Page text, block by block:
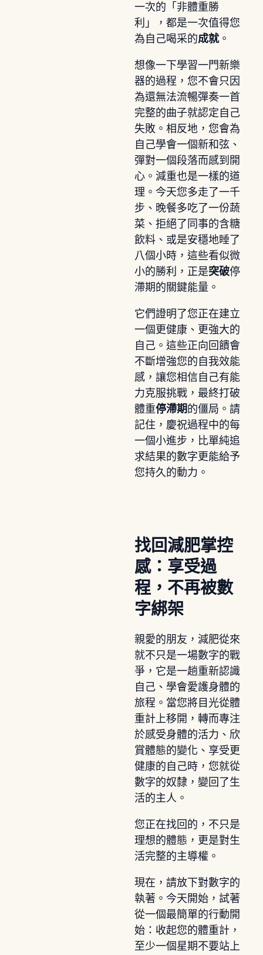
一次的「非體重勝
利」，都是一次值得您
為自己喝采的成就。
想像一下學習一門新樂
器的過程，您不會只因
為還無法流暢彈奏一首
完整的曲子就認定自己
失敗。相反地，您會為
自己學會一個新和弦、
彈對一個段落而感到開
心。減重也是一樣的道
理。今天您多走了一千
步、晚餐多吃了一份蔬
菜、拒絕了同事的含糖
飲料、或是安穩地睡了
八個小時，這些看似微
小的勝利，正是突破停
滯期的關鍵能量。
它們證明了您正在建立
一個更健康、更強大的
自己。這些正向回饋會
不斷增強您的自我效能
感，讓您相信自己有能
力克服挑戰，最終打破
體重停滯期的僵局。請
記住，慶祝過程中的每
一個小進步，比單純追
求結果的數字更能給予
您持久的動力。
找回減肥掌控
感：享受過
程，不再被數
字綁架
親愛的朋友，減肥從來
就不只是一場數字的戰
爭，它是一趟重新認識
自己、學會愛護身體的
旅程。當您將目光從體
重計上移開，轉而專注
於感受身體的活力、欣
賞體態的變化、享受更
健康的自己時，您就從
數字的奴隸，變回了生
活的主人。
您正在找回的，不只是
理想的體態，更是對生
活完整的主導權。
現在，請放下對數字的
執著。今天開始，試著
從一個最簡單的行動開
始：收起您的體重計，
至少一個星期不要站上